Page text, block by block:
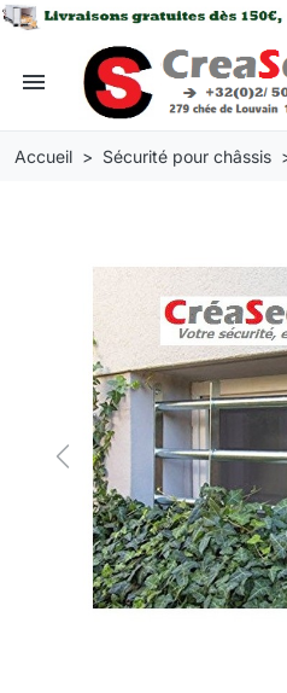
menu
Accueil Sécurité pour châssis
Previous